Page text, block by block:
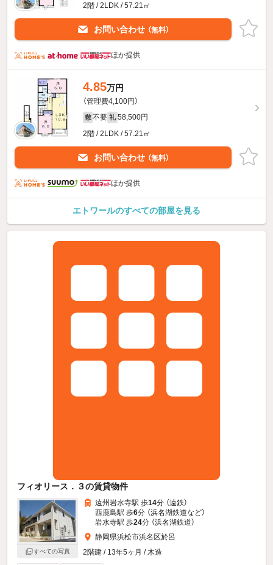
2階 / 2LDK / 57.21㎡
お問い合わせ （無料）
ほか提供
4.85万円
（管理費4,100円）
敷 不要 礼 58,500円
2階 / 2LDK / 57.21㎡
お問い合わせ （無料）
ほか提供
エトワールのすべての部屋を見る
フィオリース．３の賃貸物件
すべての写真
遠州岩水寺駅 歩14分 （遠鉄）
西鹿島駅 歩6分 （浜名湖鉄道など）
岩水寺駅 歩24分 （浜名湖鉄道）
静岡県浜松市浜名区於呂
2階建 / 13年5ヶ月 / 木造